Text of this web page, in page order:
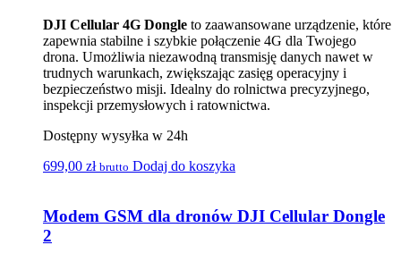
DJI Cellular 4G Dongle to zaawansowane urządzenie, które
zapewnia stabilne i szybkie połączenie 4G dla Twojego
drona. Umożliwia niezawodną transmisję danych nawet w
trudnych warunkach, zwiększając zasięg operacyjny i
bezpieczeństwo misji. Idealny do rolnictwa precyzyjnego,
inspekcji przemysłowych i ratownictwa.
Dostępny wysyłka w 24h
699,00 zł brutto Dodaj do koszyka
Modem GSM dla dronów DJI Cellular Dongle
2